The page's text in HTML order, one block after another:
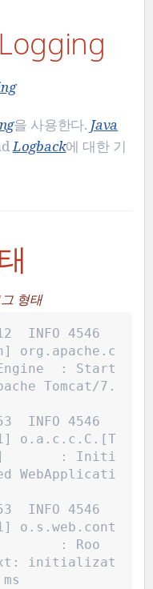
을 사용한다. Java
Logback에 대한 기
형태
INFO 4546
org.apache.c
: Start
Tomcat/7.
INFO 4546
o.a.c.c.C.[T
: Initi
WebApplicati
INFO 4546
o.s.web.cont
: Roo
initializat